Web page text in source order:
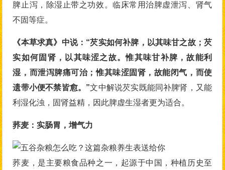
脾止泻，除湿止带之功效。临床常用治脾虚泄泻、肾气
不固等症。
《本草求真》中说：“芡实如何补脾，以其味甘之故；芡
实如何固肾，以其味涩之故。惟其味甘补脾，故能利
湿，而泄泻脾痛可治；惟其味涩固肾，故能闭气，而使
遗带小便不禁皆愈。”文中解说芡实既能同补脾肾，又能
利湿化浊，固肾益精，因此脾虚生湿者更为适合。
荞麦：实肠胃，增气力
荞麦，是主要粮食品种之一，起源于中国，种植历史至